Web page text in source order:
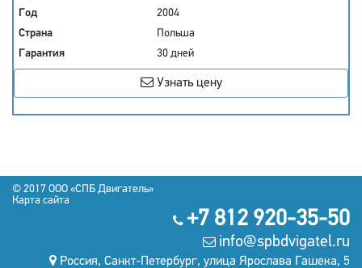
Год
2004
Страна
Польша
Гарантия
30 дней
Узнать цену
© 2017 OOO «СПБ Двигатель»
Карта сайта
+7 812 920-35-50
info@spbdvigatel.ru
Россия, Санкт-Петербург, улица Ярослава Гашека, 5